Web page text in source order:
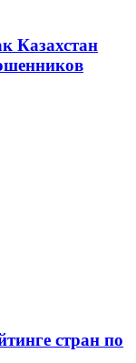
Казахстан
стран по